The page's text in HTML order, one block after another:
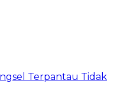
Terpantau Tidak